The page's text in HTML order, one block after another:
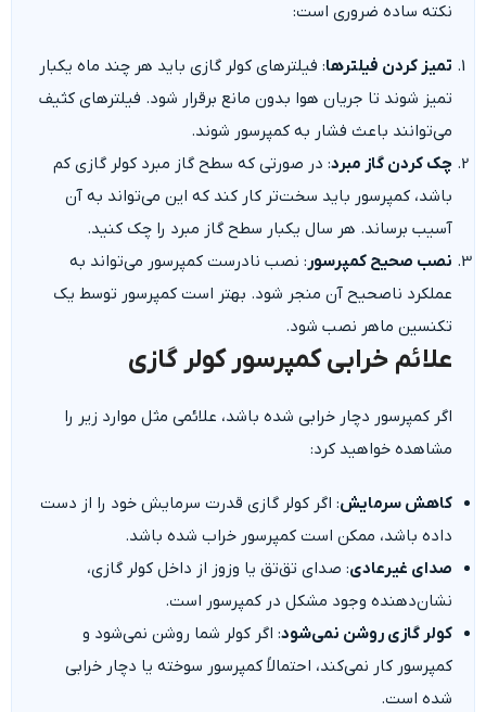
نکته ساده ضروری است:
تمیز کردن فیلترها: فیلترهای کولر گازی باید هر چند ماه یکبار
تمیز شوند تا جریان هوا بدون مانع برقرار شود. فیلترهای کثیف
می‌توانند باعث فشار به کمپرسور شوند.
چک کردن گاز مبرد: در صورتی که سطح گاز مبرد کولر گازی کم
باشد، کمپرسور باید سخت‌تر کار کند که این می‌تواند به آن
آسیب برساند. هر سال یکبار سطح گاز مبرد را چک کنید.
نصب صحیح کمپرسور: نصب نادرست کمپرسور می‌تواند به
عملکرد ناصحیح آن منجر شود. بهتر است کمپرسور توسط یک
تکنسین ماهر نصب شود.
علائم خرابی کمپرسور کولر گازی
اگر کمپرسور دچار خرابی شده باشد، علائمی مثل موارد زیر را
مشاهده خواهید کرد:
کاهش سرمایش: اگر کولر گازی قدرت سرمایش خود را از دست
داده باشد، ممکن است کمپرسور خراب شده باشد.
صدای غیرعادی: صدای تق‌تق یا وزوز از داخل کولر گازی،
نشان‌دهنده وجود مشکل در کمپرسور است.
کولر گازی روشن نمی‌شود: اگر کولر شما روشن نمی‌شود و
کمپرسور کار نمی‌کند، احتمالاً کمپرسور سوخته یا دچار خرابی
شده است.